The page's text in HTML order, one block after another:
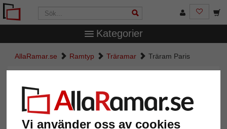
Vi använder oss av cookies
Kategorier
AllaRamar.se Ramtyp Träramar Träram Paris